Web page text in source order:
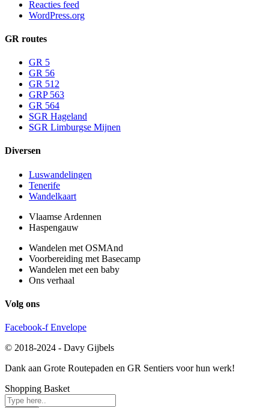
Reacties feed
WordPress.org
GR routes
GR 5
GR 56
GR 512
GRP 563
GR 564
SGR Hageland
SGR Limburgse Mijnen
Diversen
Luswandelingen
Tenerife
Wandelkaart
Vlaamse Ardennen
Haspengauw
Wandelen met OSMAnd
Voorbereiding met Basecamp
Wandelen met een baby
Ons verhaal
Volg ons
Facebook-f Envelope
© 2018-2024 - Davy Gijbels
Dank aan Grote Routepaden en GR Sentiers voor hun werk!​​
Shopping Basket